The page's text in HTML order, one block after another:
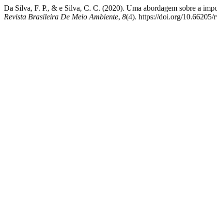
Da Silva, F. P., & e Silva, C. C. (2020). Uma abordagem sobre a
Revista Brasileira De Meio Ambiente, 8(4). https://doi.org/10.66205/